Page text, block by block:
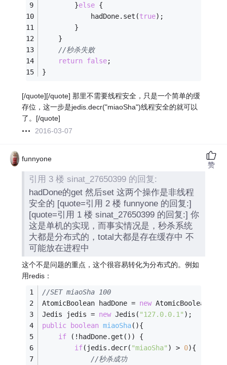
		}
else {
			hadDone.set(
true);
		}
	}
//秒杀失败
return false;
}
[/quote][/quote] 那里不需要线程安全，只是一个简单的缓
存位，这一步是jedis.decr("miaoSha")线程安全的就可以
了。[/quote]
2016-03-07
funnyone
引用 3 楼 sinat_27650399 的回复:
hadDone的get 然后set 这两个操作是非线程
安全的 [quote=引用 2 楼 funnyone 的回复:]
[quote=引用 1 楼 sinat_27650399 的回复:] 你
这是单机的实现，而事实情况是，秒杀系统
大都是分布式的，total大都是存在缓存中 不
可能放在进程中
这个不是问题的重点，这个很容易转化为分布式的。例如
用redis：
//SET miaoSha 100
AtomicBoolean hadDone = new AtomicBoolean(
Jedis jedis = new Jedis( "127.0.0.1" );
public
boolean miaoSha(){
if (!hadDone.get()) {
if(jedis.decr( "miaoSha" ) > 0){
//秒杀成功
赞